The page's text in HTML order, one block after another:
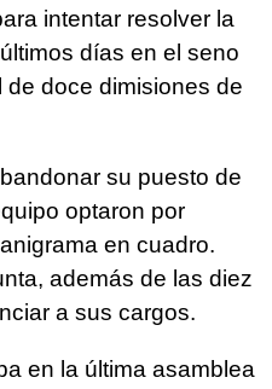
intentar resolver la
días en el seno
doce dimisiones de
su puesto de
optaron por
en cuadro.
además de las diez
a sus cargos.
en la última asamblea